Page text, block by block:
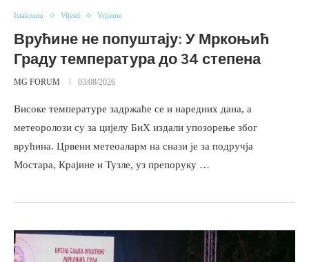
Istaknuto Vijesti Vrijeme
Врућине не попуштају: У Мркоњић
Граду температура до 34 степена
MG FORUM 03/08/2026
Високе температуре задржаће се и наредних дана, а
метеоролози су за цијелу БиХ издали упозорење због
врућина. Црвени метеоаларм на снази је за подручја
Мостара, Крајине и Тузле, уз препоруку …